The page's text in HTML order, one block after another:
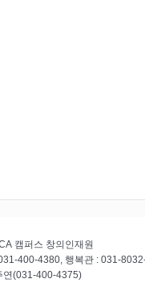
캠퍼스 창의인재원
400-4380, 행복관 : 031-
연(031-400-4375)